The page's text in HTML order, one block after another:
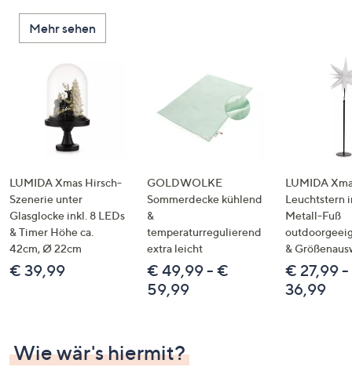
Mehr sehen
LUMIDA Xmas Hirsch-
Szenerie unter
Glasglocke inkl. 8 LEDs
& Timer Höhe ca.
42cm, Ø 22cm
€ 39,99
GOLDWOLKE
Sommerdecke kühlend
&
temperaturregulierend
extra leicht
€ 49,99 - €
59,99
LUMIDA
Leuchtstern
Metall-Fuß
&
€ 27,99
36,99
Wie wär's hiermit?